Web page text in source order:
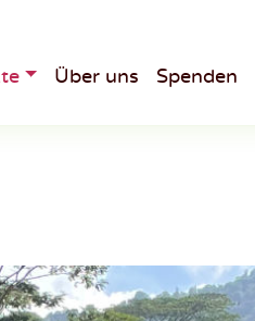
Über uns Spenden